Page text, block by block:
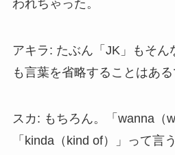
われちゃった。
アキラ: たぶん「JK」もそん
も言葉を省略することはある
スカ: もちろん。「wanna（
「kinda（kind of）」って言